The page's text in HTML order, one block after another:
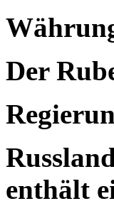
Der
enthält